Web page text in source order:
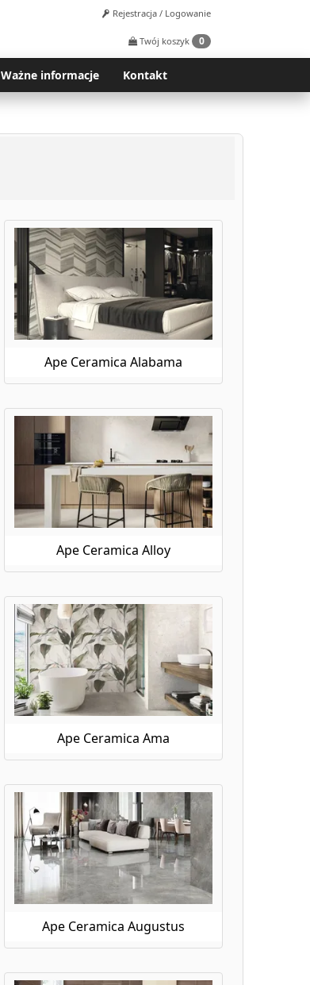
Rejestracja / Logowanie
Twój koszyk 0
Ważne informacje Kontakt
Ape Ceramica Alabama
Ape Ceramica Alloy
Ape Ceramica Ama
Ape Ceramica Augustus